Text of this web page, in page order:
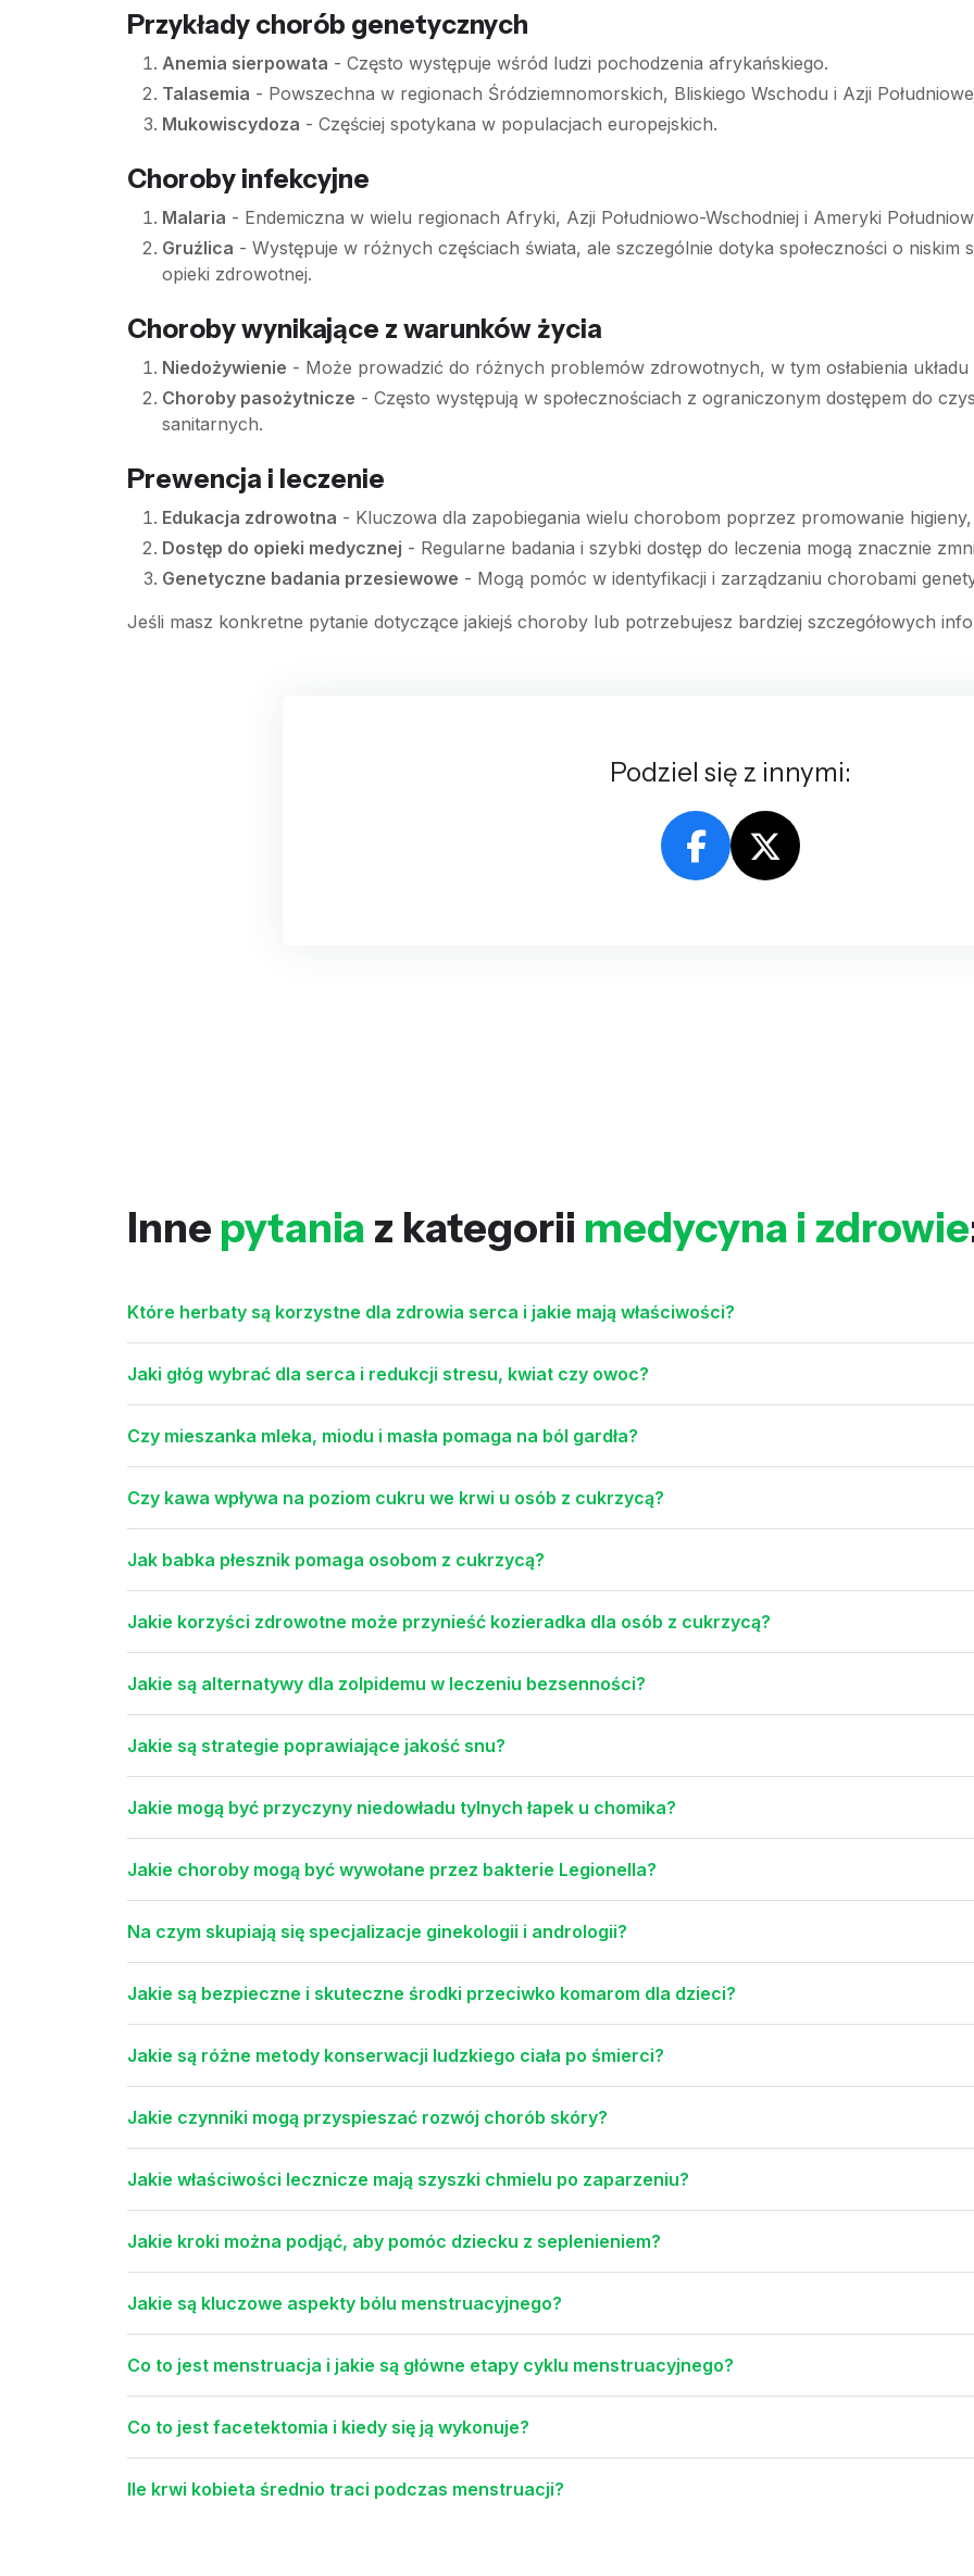
Przykłady chorób genetycznych
Anemia sierpowata - Często występuje wśród ludzi pochodzenia afrykańskiego.
Talasemia - Powszechna w regionach Śródziemnomorskich, Bliskiego Wschodu i Azji
Mukowiscydoza - Częściej spotykana w populacjach europejskich.
Choroby infekcyjne
Malaria - Endemiczna w wielu regionach Afryki, Azji Południowo-Wschodniej i Ameryki
Gruźlica - Występuje w różnych częściach świata, ale szczególnie dotyka społeczności o niskim
opieki zdrowotnej.
Choroby wynikające z warunków życia
Niedożywienie - Może prowadzić do różnych problemów zdrowotnych, w tym osłabienia
Choroby pasożytnicze - Często występują w społecznościach z ograniczonym dostępem do
sanitarnych.
Prewencja i leczenie
Edukacja zdrowotna - Kluczowa dla zapobiegania wielu chorobom poprzez promowanie
Dostęp do opieki medycznej - Regularne badania i szybki dostęp do leczenia mogą znacznie
Genetyczne badania przesiewowe - Mogą pomóc w identyfikacji i zarządzaniu chorobami
Jeśli masz konkretne pytanie dotyczące jakiejś choroby lub potrzebujesz bardziej szczegółowych
Podziel się z innymi:
Inne pytania z kategorii medycyna i zdrowie
Które herbaty są korzystne dla zdrowia serca i jakie mają właściwości?
Jaki głóg wybrać dla serca i redukcji stresu, kwiat czy owoc?
Czy mieszanka mleka, miodu i masła pomaga na ból gardła?
Czy kawa wpływa na poziom cukru we krwi u osób z cukrzycą?
Jak babka płesznik pomaga osobom z cukrzycą?
Jakie korzyści zdrowotne może przynieść kozieradka dla osób z cukrzycą?
Jakie są alternatywy dla zolpidemu w leczeniu bezsenności?
Jakie są strategie poprawiające jakość snu?
Jakie mogą być przyczyny niedowładu tylnych łapek u chomika?
Jakie choroby mogą być wywołane przez bakterie Legionella?
Na czym skupiają się specjalizacje ginekologii i andrologii?
Jakie są bezpieczne i skuteczne środki przeciwko komarom dla dzieci?
Jakie są różne metody konserwacji ludzkiego ciała po śmierci?
Jakie czynniki mogą przyspieszać rozwój chorób skóry?
Jakie właściwości lecznicze mają szyszki chmielu po zaparzeniu?
Jakie kroki można podjąć, aby pomóc dziecku z seplenieniem?
Jakie są kluczowe aspekty bólu menstruacyjnego?
Co to jest menstruacja i jakie są główne etapy cyklu menstruacyjnego?
Co to jest facetektomia i kiedy się ją wykonuje?
Ile krwi kobieta średnio traci podczas menstruacji?